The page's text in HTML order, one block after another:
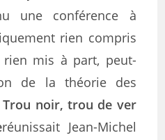
une conférence à
rien compris
mis à part, peut-
de la théorie des
Trou noir, trou de ver
réunissait Jean-Michel